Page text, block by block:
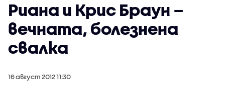
Риана и Крис Браун –
вечната, болезнена
свалка
16 август 2012 11:30